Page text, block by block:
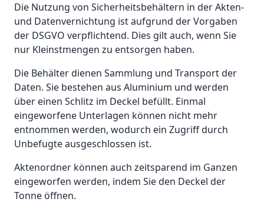
Die Nutzung von Sicherheitsbehältern in der Akten-
und Datenvernichtung ist aufgrund der Vorgaben
der DSGVO verpflichtend. Dies gilt auch, wenn Sie
nur Kleinstmengen zu entsorgen haben.
Die Behälter dienen Sammlung und Transport der
Daten. Sie bestehen aus Aluminium und werden
über einen Schlitz im Deckel befüllt. Einmal
eingeworfene Unterlagen können nicht mehr
entnommen werden, wodurch ein Zugriff durch
Unbefugte ausgeschlossen ist.
Aktenordner können auch zeitsparend im Ganzen
eingeworfen werden, indem Sie den Deckel der
Tonne öffnen.